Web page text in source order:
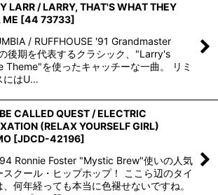
LARR / LARRY, THAT'S WHAT THEY
ME [44 73733]
/ RUFFHOUSE '91 Grandmaster
後期を代表するクラシック、"Larry's
Theme"を使ったキャッチーな一曲。 リミ
にはU…
CALLED QUEST / ELECTRIC
(RELAX YOURSELF GIRL)
[JDCD-42196]
Ronnie Foster "Mystic Brew"使いの人気
スクール・ヒップホップ！ ここら辺のタイ
、何年経っても本当に色褪せないですね。